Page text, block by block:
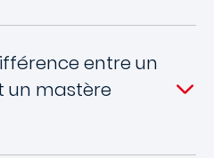
entre un
un mastère